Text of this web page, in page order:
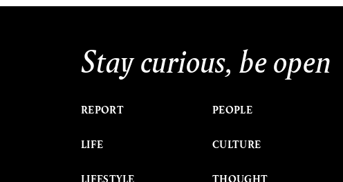
Stay curious, be open
REPORT
LIFE
PEOPLE
CULTURE